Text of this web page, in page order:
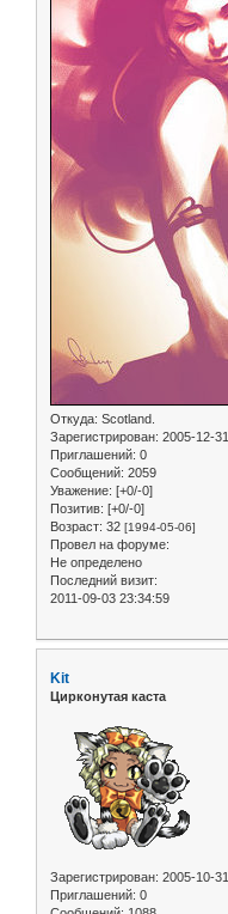
Откуда: Scotland.
Зарегистрирован: 2005-12-31
Приглашений: 0
Сообщений: 2059
Уважение: [+0/-0]
Позитив: [+0/-0]
Возраст: 32 [1994-05-06]
Провел на форуме:
Не определено
Последний визит:
2011-09-03 23:34:59
Kit
Цирконутая каста
Зарегистрирован: 2005-10-31
Приглашений: 0